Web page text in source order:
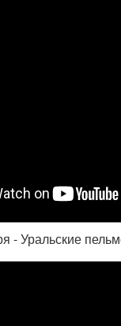
- Уральские